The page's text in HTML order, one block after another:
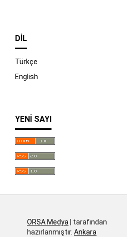
İndir
DIL
Türkçe
English
YENI SAYI
ORSA Medya| tarafından
hazırlanmıştır. Ankara